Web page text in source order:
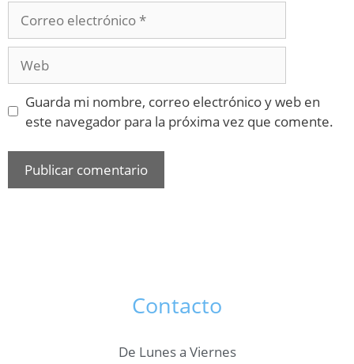
Guarda mi nombre, correo electrónico y web en
este navegador para la próxima vez que comente.
Contacto
De Lunes a Viernes